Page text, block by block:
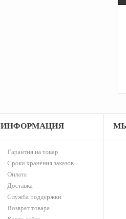
ИНФОРМАЦИЯ
Гарантия на товар
Сроки хранения заказов
Оплата
Доставка
Служба поддержки
Возврат товара